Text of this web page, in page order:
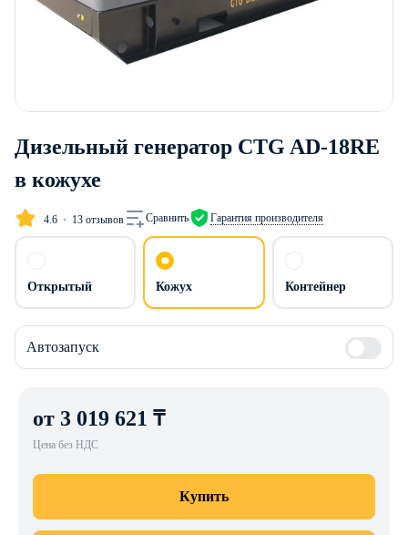
Дизельный генератор CTG AD-18RE
в кожухе
4.6 13 отзывов Сравнить Гарантия производителя
Открытый Кожух Контейнер
Автозапуск
от 3 019 621 ₸
Цена без НДС
Купить